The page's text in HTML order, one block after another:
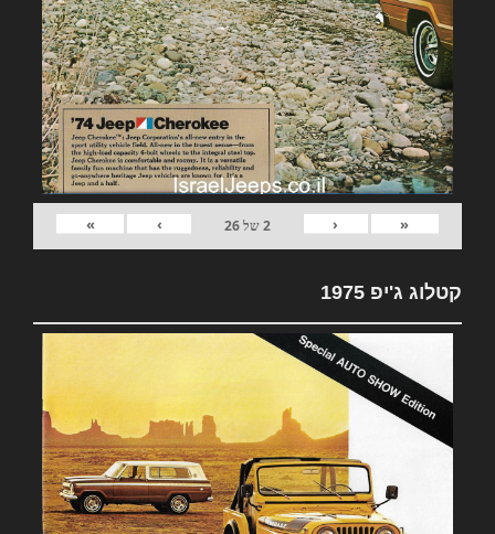
«
‹
2של26
›
»
קטלוג ג'יפ 1975